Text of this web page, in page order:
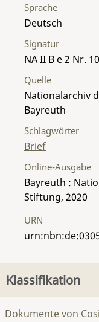
Sprache
Deutsch
Signatur
NA II B e 2 Nr.
Quelle
Nationalarchiv
Bayreuth
Schlagwörter
Brief
Online-Ausgabe
Bayreuth :
Stiftung, 2020
URN
Klassifikation
Dokumente von Cosi